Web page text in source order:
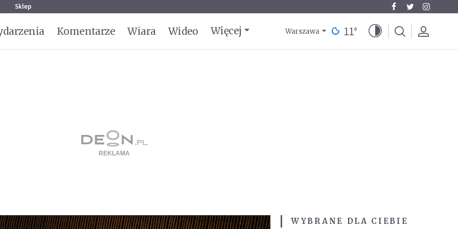
Sklep
Komentarze Wiara Wideo Więcej Warszawa 11°
WYBRANE DLA CIEBIE